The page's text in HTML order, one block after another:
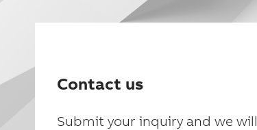
Contact us
Submit your inquiry and we will